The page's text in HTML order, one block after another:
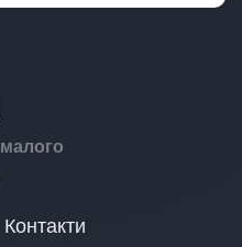
малого
Контакти